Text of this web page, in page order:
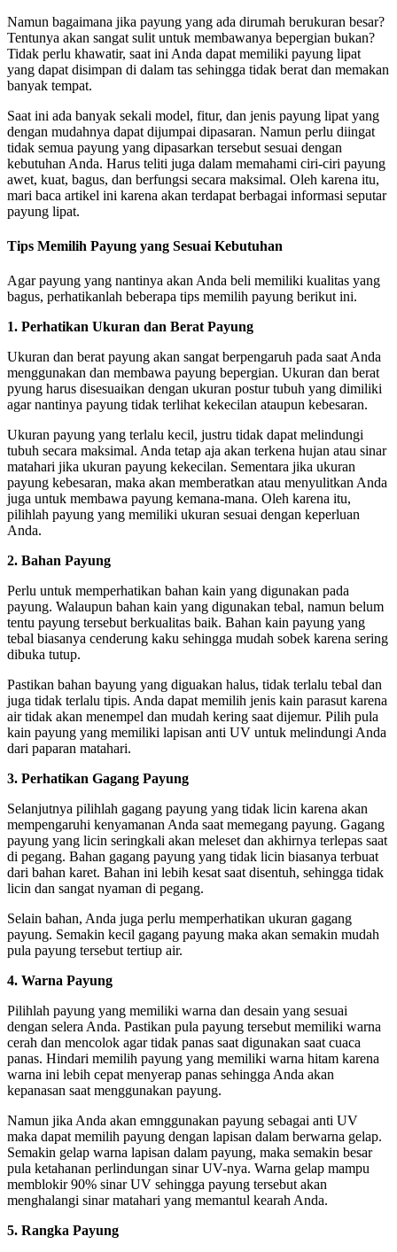
Namun bagaimana jika payung yang ada dirumah berukuran besar?
Tentunya akan sangat sulit untuk membawanya bepergian bukan?
Tidak perlu khawatir, saat ini Anda dapat memiliki payung lipat
yang dapat disimpan di dalam tas sehingga tidak berat dan memakan
banyak tempat.
Saat ini ada banyak sekali model, fitur, dan jenis payung lipat yang
dengan mudahnya dapat dijumpai dipasaran. Namun perlu diingat
tidak semua payung yang dipasarkan tersebut sesuai dengan
kebutuhan Anda. Harus teliti juga dalam memahami ciri-ciri payung
awet, kuat, bagus, dan berfungsi secara maksimal. Oleh karena itu,
mari baca artikel ini karena akan terdapat berbagai informasi seputar
payung lipat.
Tips Memilih Payung yang Sesuai Kebutuhan
Agar payung yang nantinya akan Anda beli memiliki kualitas yang
bagus, perhatikanlah beberapa tips memilih payung berikut ini.
1. Perhatikan Ukuran dan Berat Payung
Ukuran dan berat payung akan sangat berpengaruh pada saat Anda
menggunakan dan membawa payung bepergian. Ukuran dan berat
pyung harus disesuaikan dengan ukuran postur tubuh yang dimiliki
agar nantinya payung tidak terlihat kekecilan ataupun kebesaran.
Ukuran payung yang terlalu kecil, justru tidak dapat melindungi
tubuh secara maksimal. Anda tetap aja akan terkena hujan atau sinar
matahari jika ukuran payung kekecilan. Sementara jika ukuran
payung kebesaran, maka akan memberatkan atau menyulitkan Anda
juga untuk membawa payung kemana-mana. Oleh karena itu,
pilihlah payung yang memiliki ukuran sesuai dengan keperluan
Anda.
2. Bahan Payung
Perlu untuk memperhatikan bahan kain yang digunakan pada
payung. Walaupun bahan kain yang digunakan tebal, namun belum
tentu payung tersebut berkualitas baik. Bahan kain payung yang
tebal biasanya cenderung kaku sehingga mudah sobek karena sering
dibuka tutup.
Pastikan bahan bayung yang diguakan halus, tidak terlalu tebal dan
juga tidak terlalu tipis. Anda dapat memilih jenis kain parasut karena
air tidak akan menempel dan mudah kering saat dijemur. Pilih pula
kain payung yang memiliki lapisan anti UV untuk melindungi Anda
dari paparan matahari.
3. Perhatikan Gagang Payung
Selanjutnya pilihlah gagang payung yang tidak licin karena akan
mempengaruhi kenyamanan Anda saat memegang payung. Gagang
payung yang licin seringkali akan meleset dan akhirnya terlepas saat
di pegang. Bahan gagang payung yang tidak licin biasanya terbuat
dari bahan karet. Bahan ini lebih kesat saat disentuh, sehingga tidak
licin dan sangat nyaman di pegang.
Selain bahan, Anda juga perlu memperhatikan ukuran gagang
payung. Semakin kecil gagang payung maka akan semakin mudah
pula payung tersebut tertiup air.
4. Warna Payung
Pilihlah payung yang memiliki warna dan desain yang sesuai
dengan selera Anda. Pastikan pula payung tersebut memiliki warna
cerah dan mencolok agar tidak panas saat digunakan saat cuaca
panas. Hindari memilih payung yang memiliki warna hitam karena
warna ini lebih cepat menyerap panas sehingga Anda akan
kepanasan saat menggunakan payung.
Namun jika Anda akan emnggunakan payung sebagai anti UV
maka dapat memilih payung dengan lapisan dalam berwarna gelap.
Semakin gelap warna lapisan dalam payung, maka semakin besar
pula ketahanan perlindungan sinar UV-nya. Warna gelap mampu
memblokir 90% sinar UV sehingga payung tersebut akan
menghalangi sinar matahari yang memantul kearah Anda.
5. Rangka Payung